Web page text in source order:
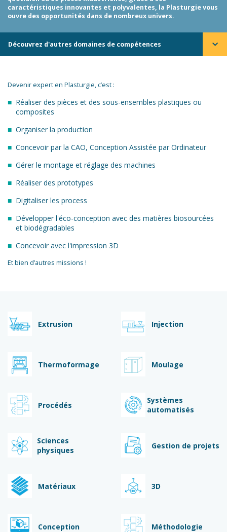
caractéristiques innovantes et polyvalentes, la Plasturgie vous
ouvre des opportunités dans de nombreux univers.
Découvrez d'autres domaines de compétences
Devenir expert en Plasturgie, c’est :
Réaliser des pièces et des sous-ensembles plastiques ou
composites
Organiser la production
Concevoir par la CAO, Conception Assistée par Ordinateur
Gérer le montage et réglage des machines
Réaliser des prototypes
Digitaliser les process
Développer l'éco-conception avec des matières biosourcées
et biodégradables
Concevoir avec l'impression 3D
Et bien d’autres missions !
Extrusion Injection
Thermoformage Moulage
Procédés
Systèmes
automatisés
Sciences
physiques
Gestion de projets
Matériaux 3D
Conception Méthodologie